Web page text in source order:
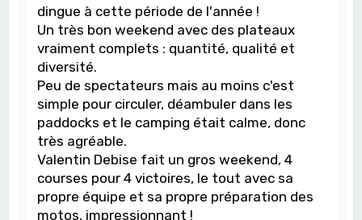
dingue à cette période de l'année !
Un très bon weekend avec des plateaux
vraiment complets : quantité, qualité et
diversité.
Peu de spectateurs mais au moins c'est
simple pour circuler, déambuler dans les
paddocks et le camping était calme, donc
très agréable.
Valentin Debise fait un gros weekend, 4
courses pour 4 victoires, le tout avec sa
propre équipe et sa propre préparation des
motos, impressionnant !